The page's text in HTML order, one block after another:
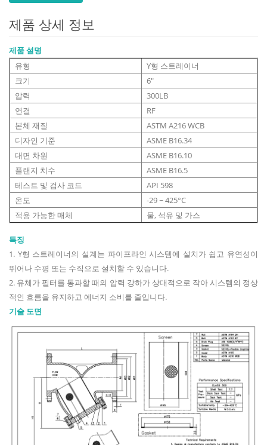
제품 상세 정보
제품 설명
유형
Y형 스트레이너
크기
6"
압력
300LB
연결
RF
본체 재질
ASTM A216 WCB
디자인 기준
ASME B16.34
대면 차원
ASME B16.10
플랜지 치수
ASME B16.5
테스트 및 검사 코드
API 598
온도
-29 ~ 425°C
적용 가능한 매체
물, 석유 및 가스
특징
1. Y형 스트레이너의 설계는 파이프라인 시스템에 설치가 쉽고 유연성이
뛰어나 수평 또는 수직으로 설치할 수 있습니다.
2. 유체가 필터를 통과할 때의 압력 강하가 상대적으로 작아 시스템의 정상
적인 흐름을 유지하고 에너지 소비를 줄입니다.
기술 도면